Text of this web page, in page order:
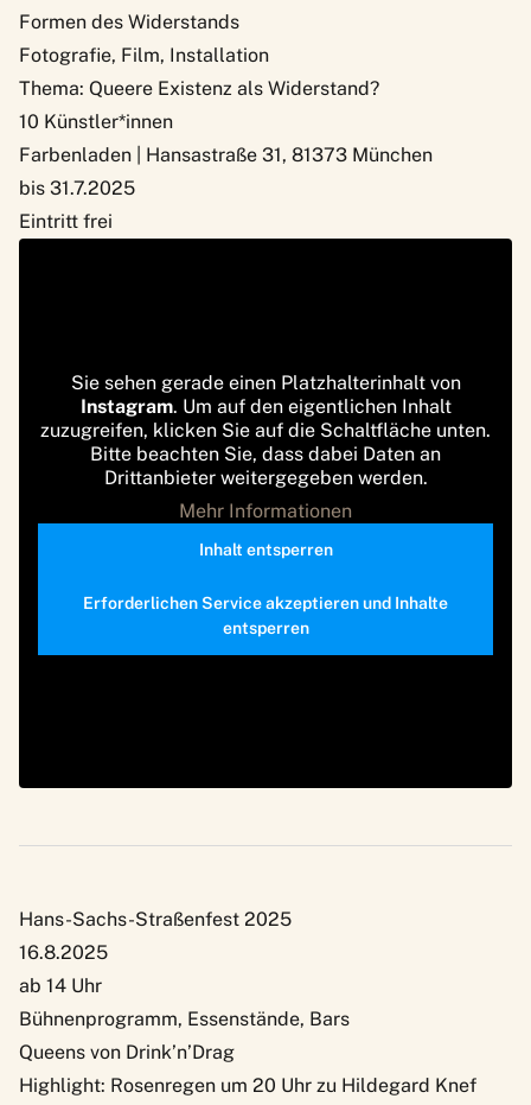
Formen des Widerstands
Fotografie, Film, Installation
Thema: Queere Existenz als Widerstand?
10 Künstler*innen
Farbenladen | Hansastraße 31, 81373 München
bis 31.7.2025
Eintritt frei
Sie sehen gerade einen Platzhalterinhalt von
Instagram. Um auf den eigentlichen Inhalt
zuzugreifen, klicken Sie auf die Schaltfläche unten.
Bitte beachten Sie, dass dabei Daten an
Drittanbieter weitergegeben werden.
Mehr Informationen
Inhalt entsperren
Erforderlichen Service akzeptieren und Inhalte
entsperren
Hans-Sachs-Straßenfest 2025
16.8.2025
ab 14 Uhr
Bühnenprogramm, Essenstände, Bars
Queens von Drink’n’Drag
Highlight: Rosenregen um 20 Uhr zu Hildegard Knef